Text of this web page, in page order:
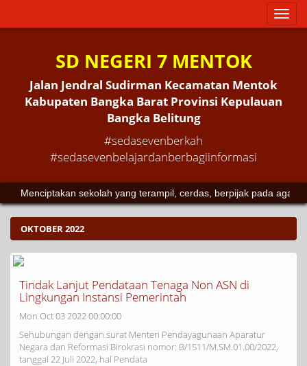
Toggle
SD NEGERI 7 MENTOK
Jalan Jendral Sudirman Kecamatan Mentok
Kabupaten Bangka Barat Provinsi Kepulauan
Bangka Belitung
#sedasevenberkah
#sedasevenbelajardanberbagiinformasi
Menciptakan sekolah yang terampil, cerdas, berpijak pada
OKTOBER 2022
Tindak Lanjut Pendataan Tenaga Non ASN di
Lingkungan Instansi Pemerintah
Mon Oct 03 2022 00:00:00
Sehubungan dengan surat Menteri Pendayagunaan Aparatur
Negara dan Reformasi Birokrasi nomor: B/1511/M.SM.01.00/2022,
tanggal 22 Juli 2022, hal Pendata